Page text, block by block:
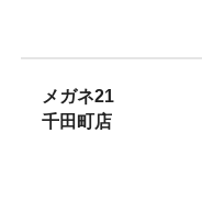
メガネ21
千田町店